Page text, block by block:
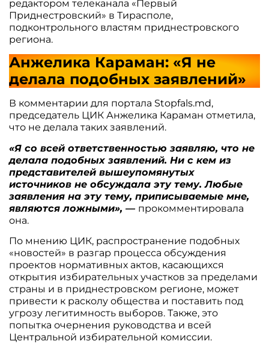
редактором телеканала «Первый
Приднестровский» в Тирасполе,
подконтрольного властям приднестровского
региона.
Анжелика Караман: «Я не
делала подобных заявлений»
В комментарии для портала Stopfals.md,
председатель ЦИК Анжелика Караман отметила,
что не делала таких заявлений.
«Я со всей ответственностью заявляю, что не
делала подобных заявлений. Ни с кем из
представителей вышеупомянутых
источников не обсуждала эту тему. Любые
заявления на эту тему, приписываемые мне,
являются ложными», — прокомментировала
она.
По мнению ЦИК, распространение подобных
«новостей» в разгар процесса обсуждения
проектов нормативных актов, касающихся
открытия избирательных участков за пределами
страны и в приднестровском регионе, может
привести к расколу общества и поставить под
угрозу легитимность выборов. Также, это
попытка очернения руководства и всей
Центральной избирательной комиссии.